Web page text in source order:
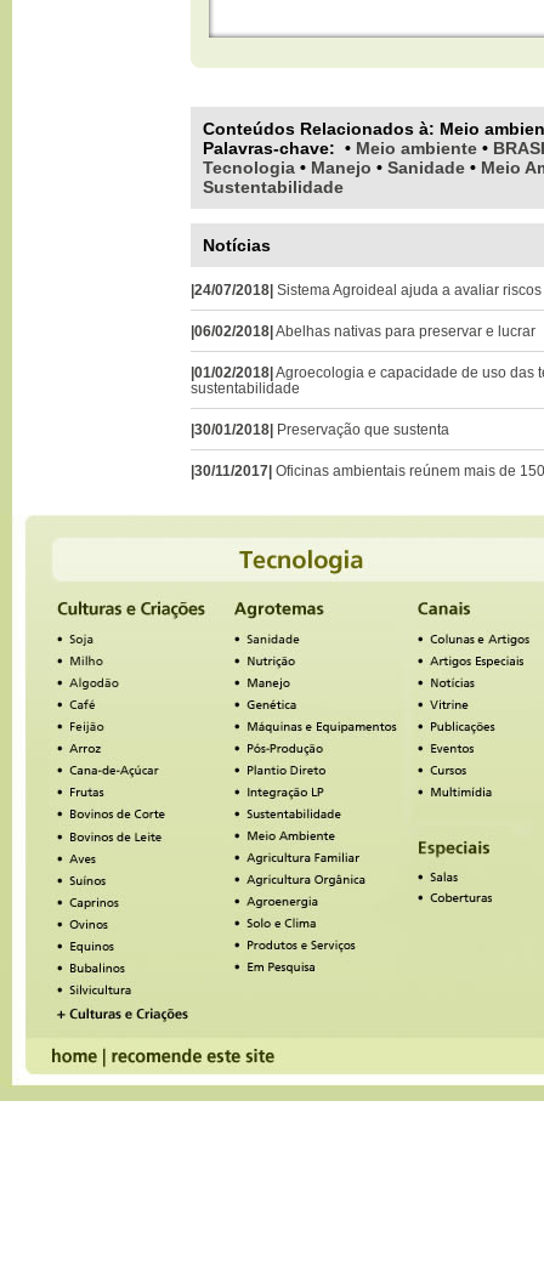
Conteúdos Relacionados à: Meio
Palavras-chave: • Meio ambiente •
Tecnologia • Manejo • Sanidade • Meio
Sustentabilidade
Notícias
|24/07/2018| Sistema Agroideal ajuda a avaliar
|06/02/2018|Abelhas nativas para preservar e lucrar
|01/02/2018|Agroecologia e capacidade de uso das
sustentabilidade
|30/01/2018| Preservação que sustenta
|30/11/2017| Oficinas ambientais reúnem mais de